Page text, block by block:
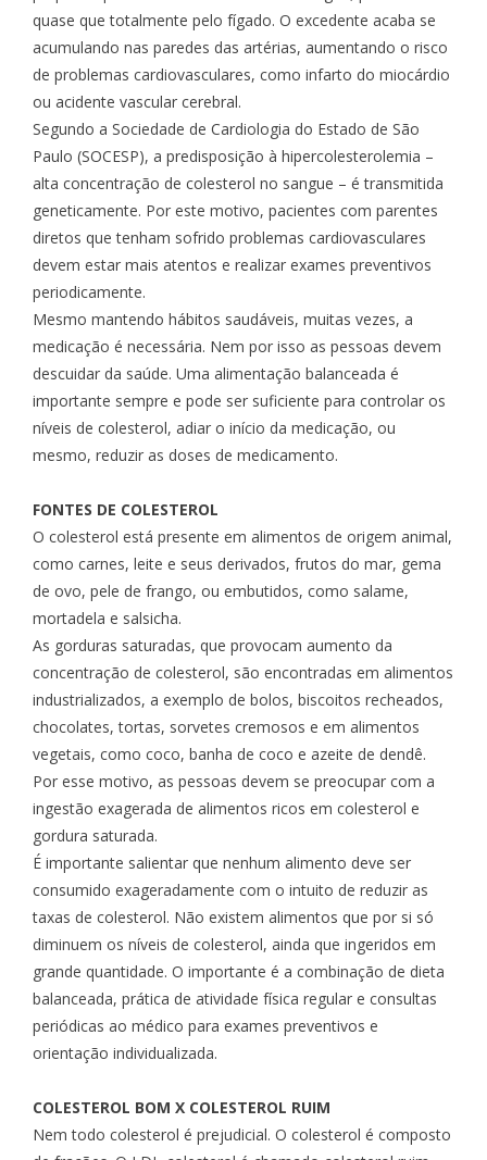
quase que totalmente pelo fígado. O excedente acaba se
acumulando nas paredes das artérias, aumentando o risco
de problemas cardiovasculares, como infarto do miocárdio
ou acidente vascular cerebral.
Segundo a Sociedade de Cardiologia do Estado de São
Paulo (SOCESP), a predisposição à hipercolesterolemia –
alta concentração de colesterol no sangue – é transmitida
geneticamente. Por este motivo, pacientes com parentes
diretos que tenham sofrido problemas cardiovasculares
devem estar mais atentos e realizar exames preventivos
periodicamente.
Mesmo mantendo hábitos saudáveis, muitas vezes, a
medicação é necessária. Nem por isso as pessoas devem
descuidar da saúde. Uma alimentação balanceada é
importante sempre e pode ser suficiente para controlar os
níveis de colesterol, adiar o início da medicação, ou
mesmo, reduzir as doses de medicamento.
FONTES DE COLESTEROL
O colesterol está presente em alimentos de origem animal,
como carnes, leite e seus derivados, frutos do mar, gema
de ovo, pele de frango, ou embutidos, como salame,
mortadela e salsicha.
As gorduras saturadas, que provocam aumento da
concentração de colesterol, são encontradas em alimentos
industrializados, a exemplo de bolos, biscoitos recheados,
chocolates, tortas, sorvetes cremosos e em alimentos
vegetais, como coco, banha de coco e azeite de dendê.
Por esse motivo, as pessoas devem se preocupar com a
ingestão exagerada de alimentos ricos em colesterol e
gordura saturada.
É importante salientar que nenhum alimento deve ser
consumido exageradamente com o intuito de reduzir as
taxas de colesterol. Não existem alimentos que por si só
diminuem os níveis de colesterol, ainda que ingeridos em
grande quantidade. O importante é a combinação de dieta
balanceada, prática de atividade física regular e consultas
periódicas ao médico para exames preventivos e
orientação individualizada.
COLESTEROL BOM X COLESTEROL RUIM
Nem todo colesterol é prejudicial. O colesterol é composto